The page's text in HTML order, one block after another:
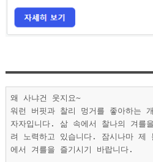
왜 사냐건 웃지요~
워런 버핏과 찰리 멍거를 좋아하는
자자입니다. 삶 속에서 찰나의 겨를
려 노력하고 있습니다. 잠시나마 제
에서 겨를을 즐기시기 바랍니다.